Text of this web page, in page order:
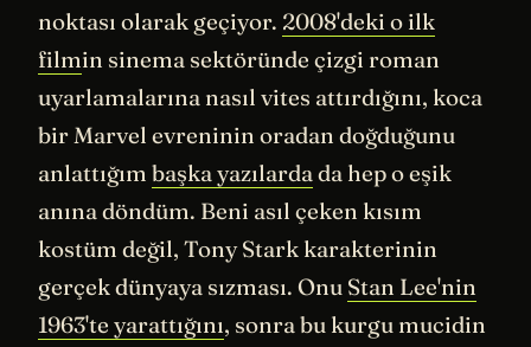
noktası olarak geçiyor. 2008'deki o ilk
filmin sinema sektöründe çizgi roman
uyarlamalarına nasıl vites attırdığını, koca
bir Marvel evreninin oradan doğduğunu
anlattığım başka yazılardada hep o eşik
anına döndüm. Beni asıl çeken kısım
kostüm değil, Tony Stark karakterinin
gerçek dünyaya sızması. Onu Stan Lee'nin
1963'te yarattığını, sonra bu kurgu mucidin